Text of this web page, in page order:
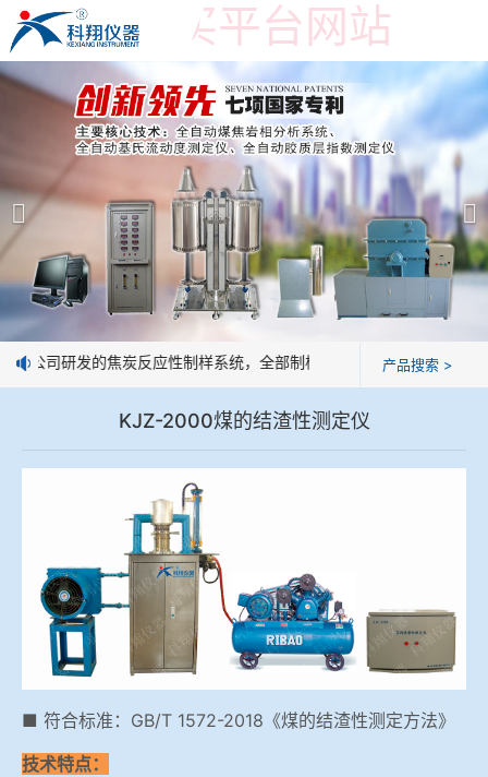
世界杯购买平台网站
世界杯购买平台网站
产品展示 ＞
焦炭高温性能检测系统
焦化行业检测及优化配煤设备
球团矿/烧结矿/块矿高温冶金性能检测系统
烧结/球团优化配矿研究设备
高炉配吹煤检测设备
冶金渣、保护渣等高温物性检测设备
冶金石灰活性度测定仪
矿石、焦炭物理检测及制样设备
公司简介
世界杯购买平台网站
企业业绩
技术交流
标准下载
世界杯购买平台网站
我公司研发的焦炭反应性制样系统，全部制样过程机械化操作，没有
产品搜索 >
KJZ-2000煤的结渣性测定仪
■ 符合标准：GB/T 1572-2018《煤的结渣性测定方法》
技术特点：